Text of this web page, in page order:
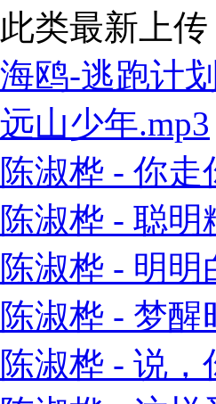
此类最新上传
海鸥-逃跑计
远山少年.mp3
陈淑桦 - 你走
陈淑桦 - 聪明
陈淑桦 - 明明
陈淑桦 - 梦醒
陈淑桦 - 说，